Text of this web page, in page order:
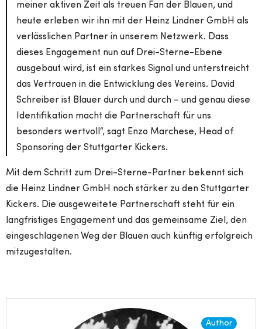
meiner aktiven Zeit als treuen Fan der Blauen, und
heute erleben wir ihn mit der Heinz Lindner GmbH als
verlässlichen Partner in unserem Netzwerk. Dass
dieses Engagement nun auf Drei-Sterne-Ebene
ausgebaut wird, ist ein starkes Signal und unterstreicht
das Vertrauen in die Entwicklung des Vereins. David
Schreiber ist Blauer durch und durch – und genau diese
Identifikation macht die Partnerschaft für uns
besonders wertvoll“, sagt Enzo Marchese, Head of
Sponsoring der Stuttgarter Kickers.
Mit dem Schritt zum Drei-Sterne-Partner bekennt sich
die Heinz Lindner GmbH noch stärker zu den Stuttgarter
Kickers. Die ausgeweitete Partnerschaft steht für ein
langfristiges Engagement und das gemeinsame Ziel, den
eingeschlagenen Weg der Blauen auch künftig erfolgreich
mitzugestalten.
Author